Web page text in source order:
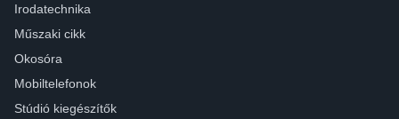
Irodatechnika
Műszaki cikk
Okosóra
Mobiltelefonok
Stúdió kiegészítők